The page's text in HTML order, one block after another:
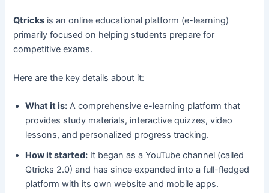
Qtricks is an online educational platform (e-learning)
primarily focused on helping students prepare for
competitive exams.
Here are the key details about it:
What it is: A comprehensive e-learning platform that
provides study materials, interactive quizzes, video
lessons, and personalized progress tracking.
How it started: It began as a YouTube channel (called
Qtricks 2.0) and has since expanded into a full-fledged
platform with its own website and mobile apps.